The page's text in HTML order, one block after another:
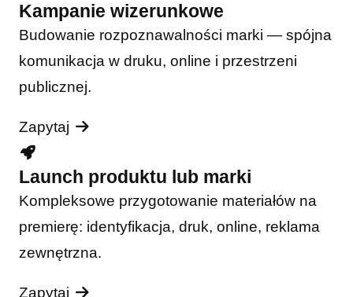
Kampanie wizerunkowe
Budowanie rozpoznawalności marki — spójna
komunikacja w druku, online i przestrzeni
publicznej.
Zapytaj
Launch produktu lub marki
Kompleksowe przygotowanie materiałów na
premierę: identyfikacja, druk, online, reklama
zewnętrzna.
Zapytaj